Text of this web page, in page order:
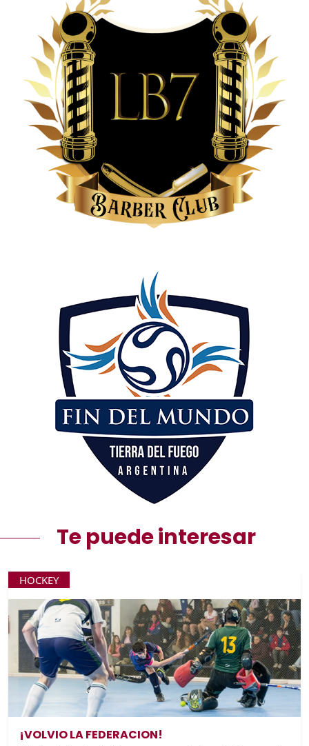
Te puede interesar
HOCKEY
¡VOLVIO LA FEDERACION!